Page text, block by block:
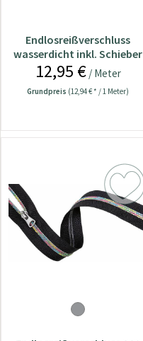
Endlosreißverschluss
wasserdicht inkl. Schieber
gestreift multicolor
12,95 €/ Meter
Grundpreis (12,94 € * / 1 Meter)